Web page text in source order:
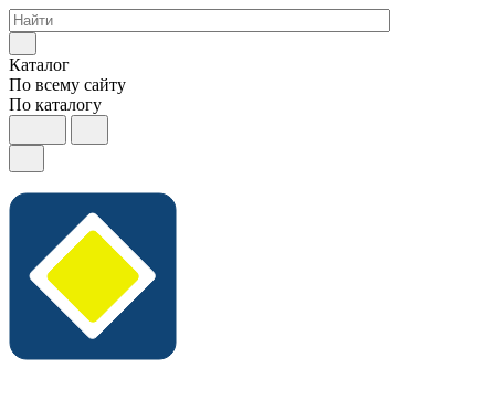
Каталог
По всему сайту
По каталогу